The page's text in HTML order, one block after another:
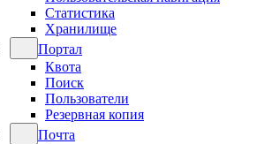
Статистика
Хранилище
Портал
Квота
Поиск
Пользователи
Резервная копия
Почта